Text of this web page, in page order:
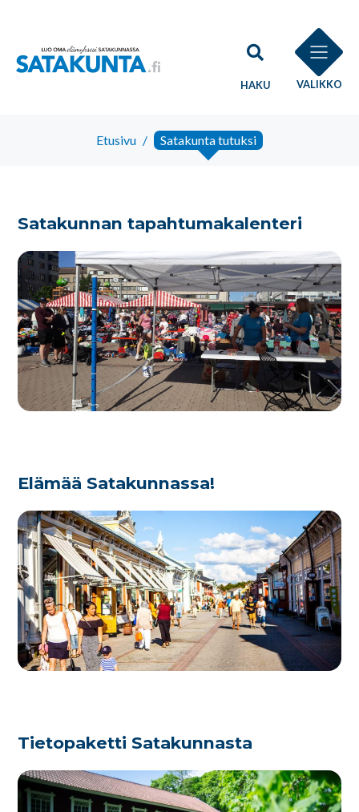
HAKU VALIKKO
Etusivu / Satakunta tutuksi
Satakunnan tapahtumakalenteri
Elämää Satakunnassa!
Tietopaketti Satakunnasta